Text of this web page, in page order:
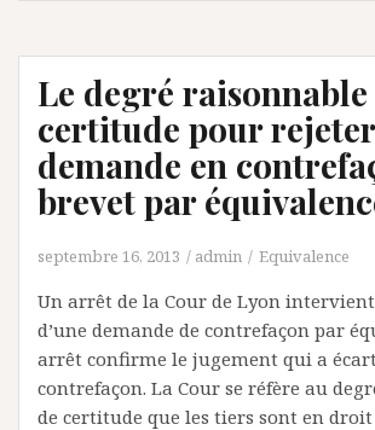
Le degré raisonnable
certitude pour
demande en
brevet par
septembre 16, 2013 admin Equivalence
Un arrêt de la Cour de Lyon
d’une demande de contrefaçon par
arrêt confirme le jugement qui a
contrefaçon. La Cour se réfère au
de certitude que les tiers sont en droit